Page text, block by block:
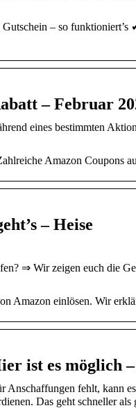
– so
– Februar
eines bestimmten
Zahlreiche Amazon
– Heise
⇒ Wir zeigen euch die
Amazon einlösen. Wir
ist es möglich
fehlt, kann
Das geht schneller als